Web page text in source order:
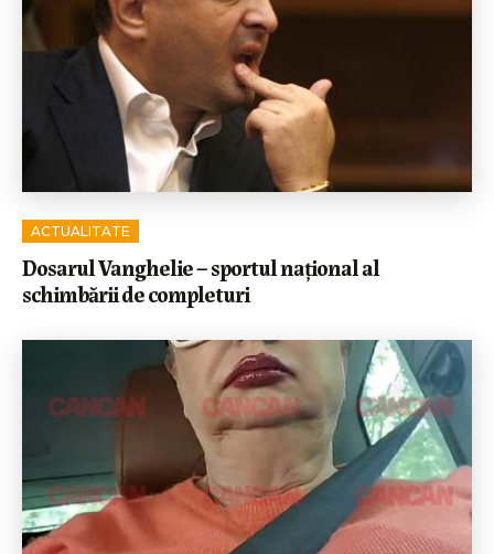
ACTUALITATE
Dosarul Vanghelie – sportul național al
schimbării de completuri